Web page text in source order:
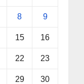
8 9
15 16
22 23
29 30